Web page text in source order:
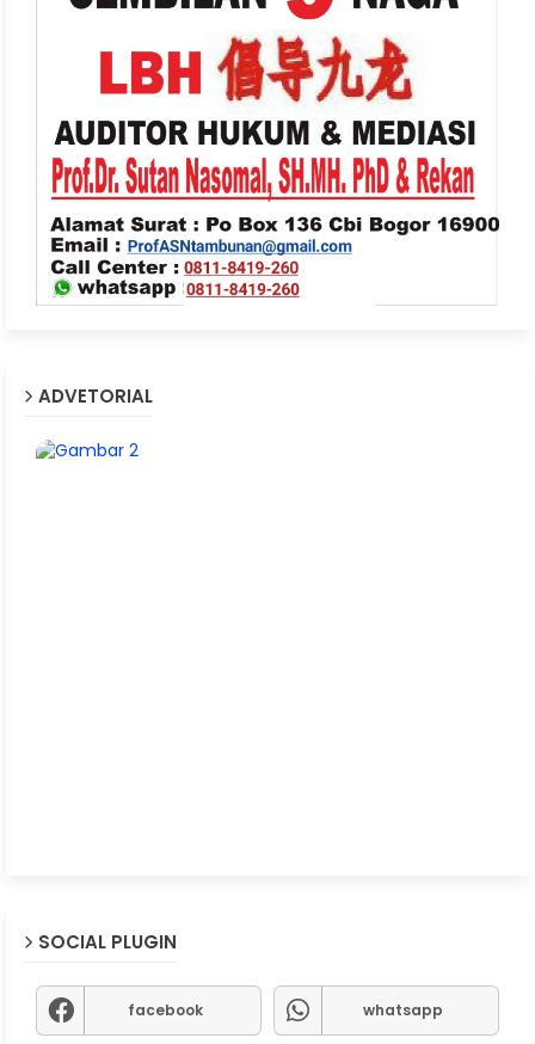
ADVETORIAL
SOCIAL PLUGIN
facebook whatsapp